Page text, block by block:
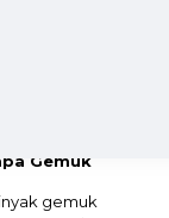
Gemuk
gemuk